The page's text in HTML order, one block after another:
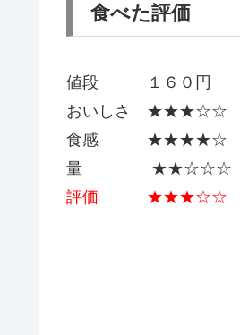
食べた評価
値段 １６０円
おいしさ ★★★☆☆
食感 ★★★★☆
量 ★★☆☆☆
評価 ★★★☆☆